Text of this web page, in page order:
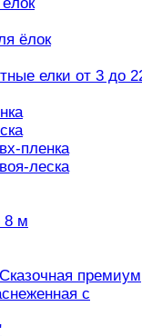
ёлок
елки от 3 до
пленка
леска
8 м
премиум
с